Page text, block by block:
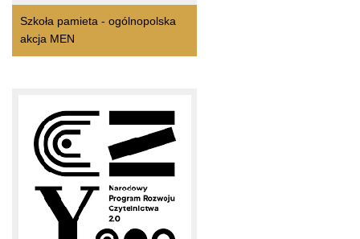
Szkoła pamieta - ogólnopolska
akcja MEN